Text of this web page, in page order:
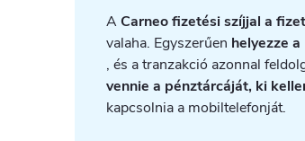
ACarneo fizetési szíjjal a
valaha. Egyszerűen helyezze
, és a tranzakció azonnal
vennie a pénztárcáját, ki
kapcsolnia a mobiltelefonját.